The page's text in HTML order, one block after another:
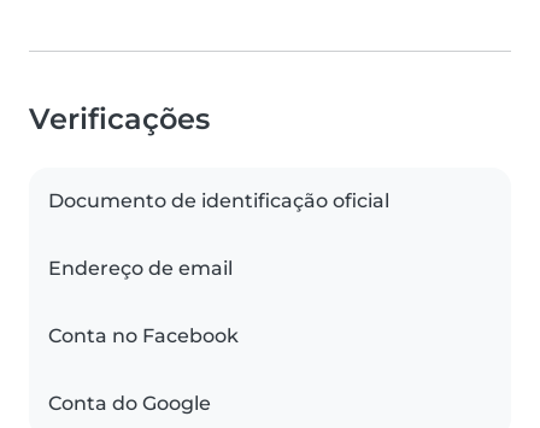
Verificações
Documento de identificação oficial
Endereço de email
Conta no Facebook
Conta do Google